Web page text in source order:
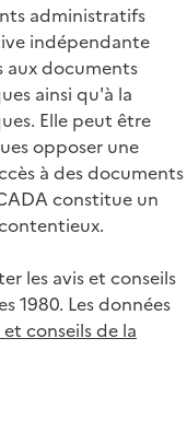
administratifs
indépendante
aux documents
ainsi qu'à la
Elle peut être
opposer une
à des documents
constitue un
les avis et conseils
1980. Les données
conseils de la